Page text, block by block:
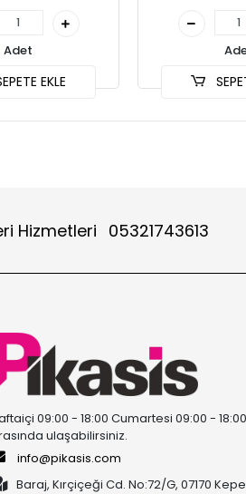
Adet
EKLE
Hizmetleri 05321743613
09:00 - 18:00 Cumartesi 09:00 -
ulaşabilirsiniz.
info@pikasis.com
Baraj, Kırçiçeği Cd. No:72/G, 07170